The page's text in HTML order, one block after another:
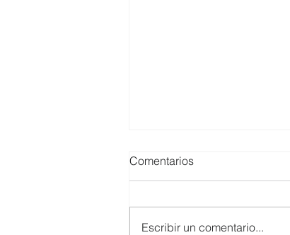
Comentarios
Escribir un comentario...